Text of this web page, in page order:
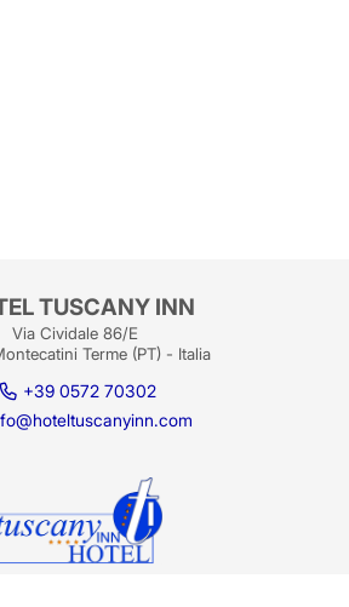
TUSCANY INN
Via Cividale 86/E
Terme (PT) - Italia
+39 0572 70302